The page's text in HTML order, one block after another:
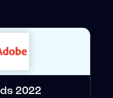
2022